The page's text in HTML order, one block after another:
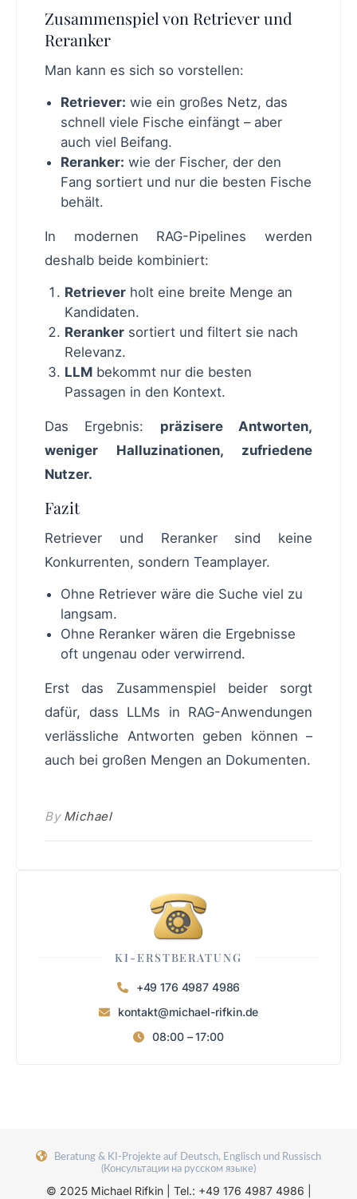
Zusammenspiel von Retriever und
Reranker
Man kann es sich so vorstellen:
Retriever: wie ein großes Netz, das
schnell viele Fische einfängt – aber
auch viel Beifang.
Reranker: wie der Fischer, der den
Fang sortiert und nur die besten Fische
behält.
In modernen RAG-Pipelines werden
deshalb beide kombiniert:
Retriever holt eine breite Menge an
Kandidaten.
Reranker sortiert und filtert sie nach
Relevanz.
LLM bekommt nur die besten
Passagen in den Kontext.
Das Ergebnis: präzisere Antworten,
weniger Halluzinationen, zufriedene
Nutzer.
Fazit
Retriever und Reranker sind keine
Konkurrenten, sondern Teamplayer.
Ohne Retriever wäre die Suche viel zu
langsam.
Ohne Reranker wären die Ergebnisse
oft ungenau oder verwirrend.
Erst das Zusammenspiel beider sorgt
dafür, dass LLMs in RAG-Anwendungen
verlässliche Antworten geben können –
auch bei großen Mengen an Dokumenten.
By Michael
KI-ERSTBERATUNG
+49 176 4987 4986
kontakt@michael-rifkin.de
08:00 – 17:00
Beratung & KI-Projekte auf Deutsch, Englisch und Russisch
(Консультации на русском языке)
© 2025 Michael Rifkin | Tel.: +49 176 4987 4986 |